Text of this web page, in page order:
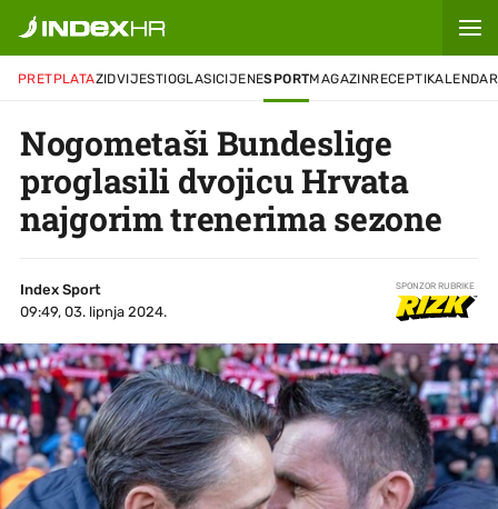
PRETPLATAZIDVIJESTIOGLASICIJENESPORTMAGAZINRECEPTIKALENDAR
Nogometaši Bundeslige
proglasili dvojicu Hrvata
najgorim trenerima sezone
Index Sport
09:49, 03. lipnja 2024.
SPONZOR RUBRIKE